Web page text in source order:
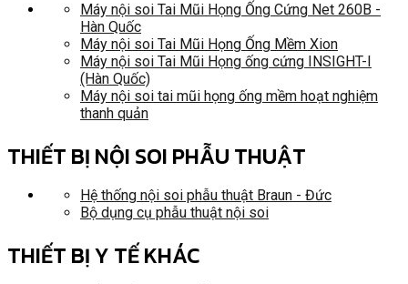
Máy nội soi Tai Mũi Họng Ống Cứng Net 260B -
Hàn Quốc
Máy nội soi Tai Mũi Họng Ống Mềm Xion
Máy nội soi Tai Mũi Họng ống cứng INSIGHT-I
(Hàn Quốc)
Máy nội soi tai mũi họng ống mềm hoạt nghiệm
thanh quản
THIẾT BỊ NỘI SOI PHẪU THUẬT
Hệ thống nội soi phẫu thuật Braun - Đức
Bộ dụng cụ phẫu thuật nội soi
THIẾT BỊ Y TẾ KHÁC